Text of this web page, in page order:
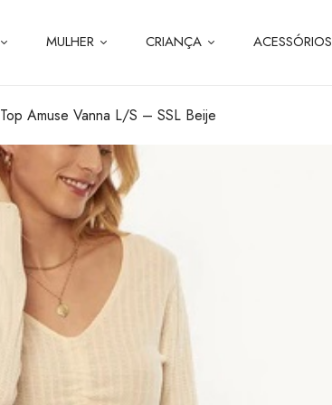
MULHER CRIANÇA ACESSÓRIOS
Top Amuse Vanna L/S – SSL Beije